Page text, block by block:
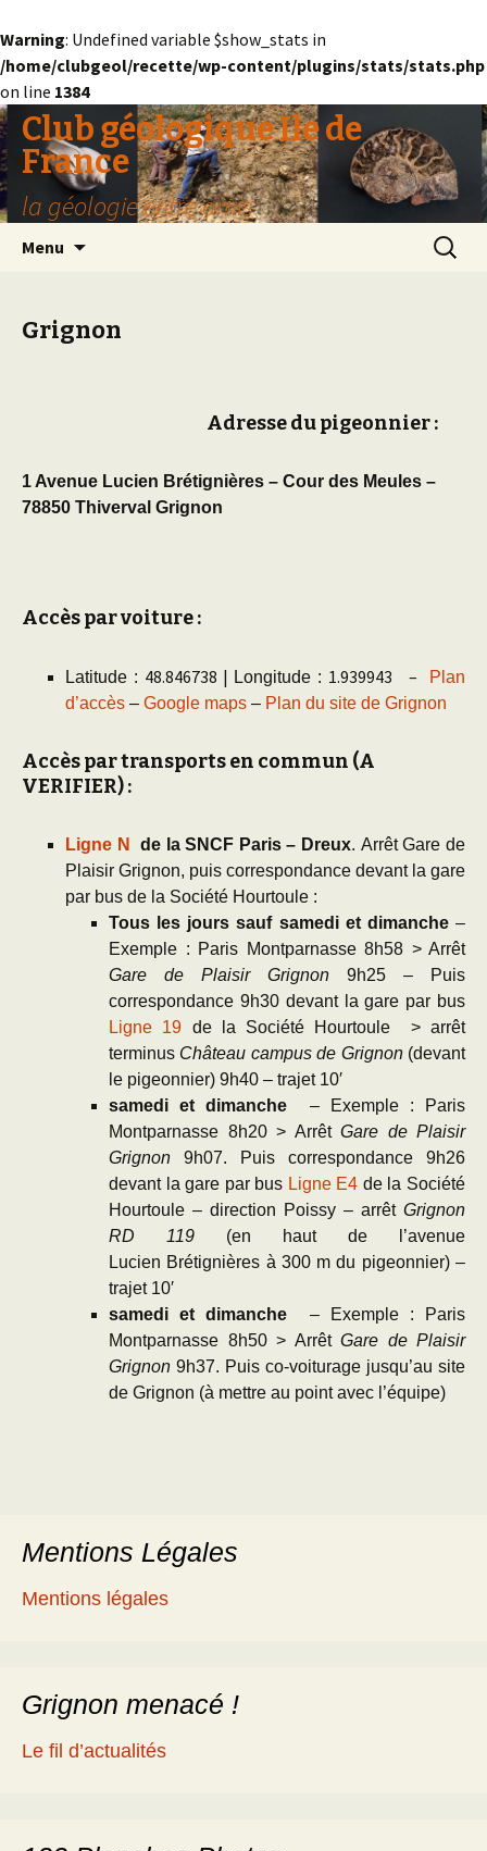
Warning: Undefined variable $show_stats in
/home/clubgeol/recette/wp-content/plugins/stats/stats.php
on line 1384
Club géologique Ile de
France
la géologie entre amis
Menu
Grignon
Adresse du pigeonnier:
1 Avenue Lucien Brétignières – Cour des Meules –
78850 Thiverval Grignon
Accès par voiture:
Latitude : 48.846738 | Longitude : 1.939943 –
Plan
d’accès – Google maps – Plan du site de Grignon
Accès par transports en commun (A
VERIFIER):
Ligne N de la SNCF Paris – Dreux. Arrêt Gare de
Plaisir Grignon, puis correspondance devant la gare
par bus de la Société Hourtoule :
Tous les jours sauf samedi et dimanche–
Exemple : Paris Montparnasse 8h58 > Arrêt
Gare de Plaisir Grignon 9h25 – Puis
correspondance 9h30 devant la gare par bus
Ligne 19 de la Société Hourtoule > arrêt
terminus Château campus de Grignon(devant
le pigeonnier) 9h40 – trajet 10′
samedi et dimanche – Exemple : Paris
Montparnasse 8h20 > Arrêt Gare de Plaisir
Grignon 9h07. Puis correspondance 9h26
devant la gare par bus Ligne E4 de la Société
Hourtoule – direction Poissy – arrêt Grignon
RD 119 (en haut de l’avenue
Lucien Brétignières à 300 m du pigeonnier) –
trajet 10′
samedi et dimanche – Exemple : Paris
Montparnasse 8h50 > Arrêt Gare de Plaisir
Grignon 9h37. Puis co-voiturage jusqu’au site
de Grignon (à mettre au point avec l’équipe)
Mentions Légales
Mentions légales
Grignon menacé !
Le fil d’actualités